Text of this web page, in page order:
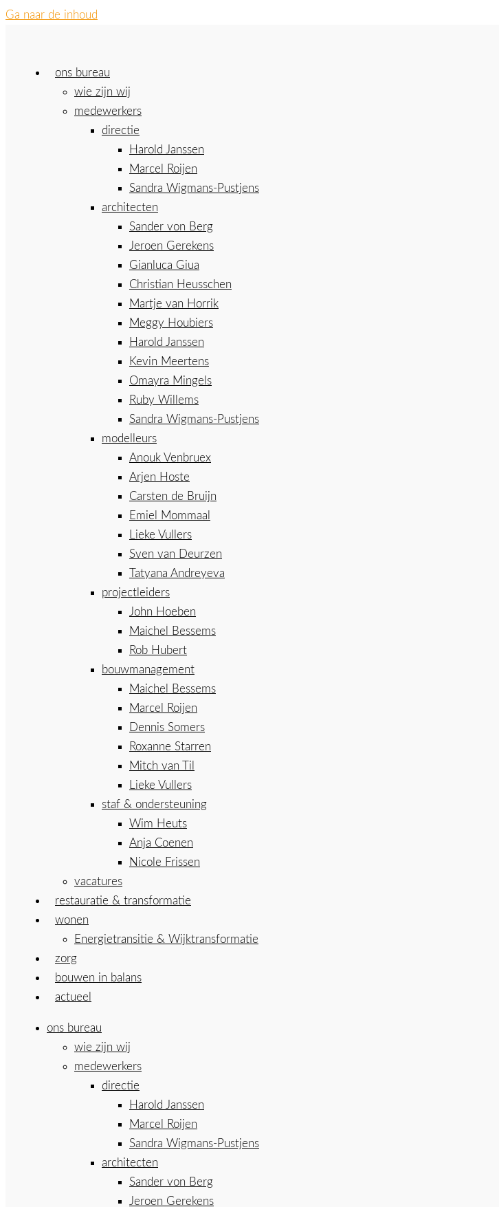
Ga naar de inhoud
ons bureau
wie zijn wij
medewerkers
directie
Harold Janssen
Marcel Roijen
Sandra Wigmans-Pustjens
architecten
Sander von Berg
Jeroen Gerekens
Gianluca Giua
Christian Heusschen
Martje van Horrik
Meggy Houbiers
Harold Janssen
Kevin Meertens
Omayra Mingels
Ruby Willems
Sandra Wigmans-Pustjens
modelleurs
Anouk Venbruex
Arjen Hoste
Carsten de Bruijn
Emiel Mommaal
Lieke Vullers
Sven van Deurzen
Tatyana Andreyeva
projectleiders
John Hoeben
Maichel Bessems
Rob Hubert
bouwmanagement
Maichel Bessems
Marcel Roijen
Dennis Somers
Roxanne Starren
Mitch van Til
Lieke Vullers
staf & ondersteuning
Wim Heuts
Anja Coenen
Nicole Frissen
vacatures
restauratie & transformatie
wonen
Energietransitie & Wijktransformatie
zorg
bouwen in balans
actueel
ons bureau
wie zijn wij
medewerkers
directie
Harold Janssen
Marcel Roijen
Sandra Wigmans-Pustjens
architecten
Sander von Berg
Jeroen Gerekens